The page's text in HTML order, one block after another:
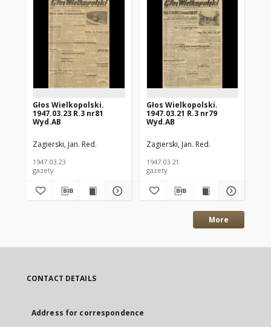
Głos Wielkopolski.
1947.03.23 R.3 nr81
Wyd.AB
Zagierski, Jan. Red.
1947.03.23
gazety
Głos Wielkopolski.
1947.03.21 R.3 nr79
Wyd.AB
Zagierski, Jan. Red.
1947.03.21
gazety
More
CONTACT DETAILS
Address for correspondence